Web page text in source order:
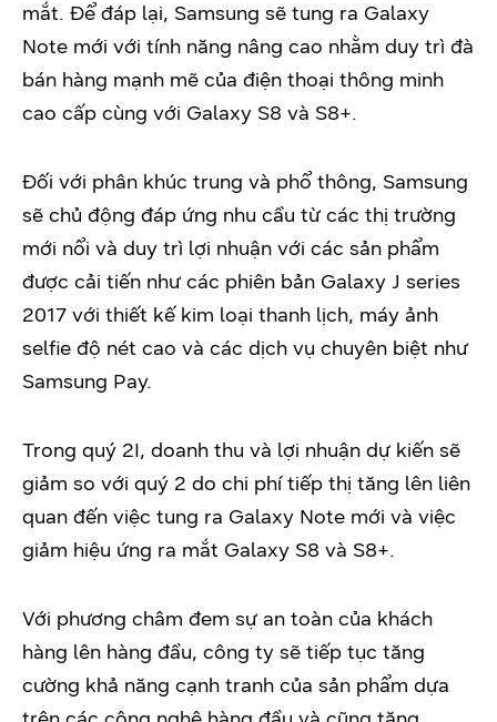
mắt. Để đáp lại, Samsung sẽ tung ra Galaxy
Note mới với tính năng nâng cao nhằm duy trì đà
bán hàng mạnh mẽ của điện thoại thông minh
cao cấp cùng với Galaxy S8 và S8+.
Đối với phân khúc trung và phổ thông, Samsung
sẽ chủ động đáp ứng nhu cầu từ các thị trường
mới nổi và duy trì lợi nhuận với các sản phẩm
được cải tiến như các phiên bản Galaxy J series
2017 với thiết kế kim loại thanh lịch, máy ảnh
selfie độ nét cao và các dịch vụ chuyên biệt như
Samsung Pay.
Trong quý 2I, doanh thu và lợi nhuận dự kiến sẽ
giảm so với quý 2 do chi phí tiếp thị tăng lên liên
quan đến việc tung ra Galaxy Note mới và việc
giảm hiệu ứng ra mắt Galaxy S8 và S8+.
Với phương châm đem sự an toàn của khách
hàng lên hàng đầu, công ty sẽ tiếp tục tăng
cường khả năng cạnh tranh của sản phẩm dựa